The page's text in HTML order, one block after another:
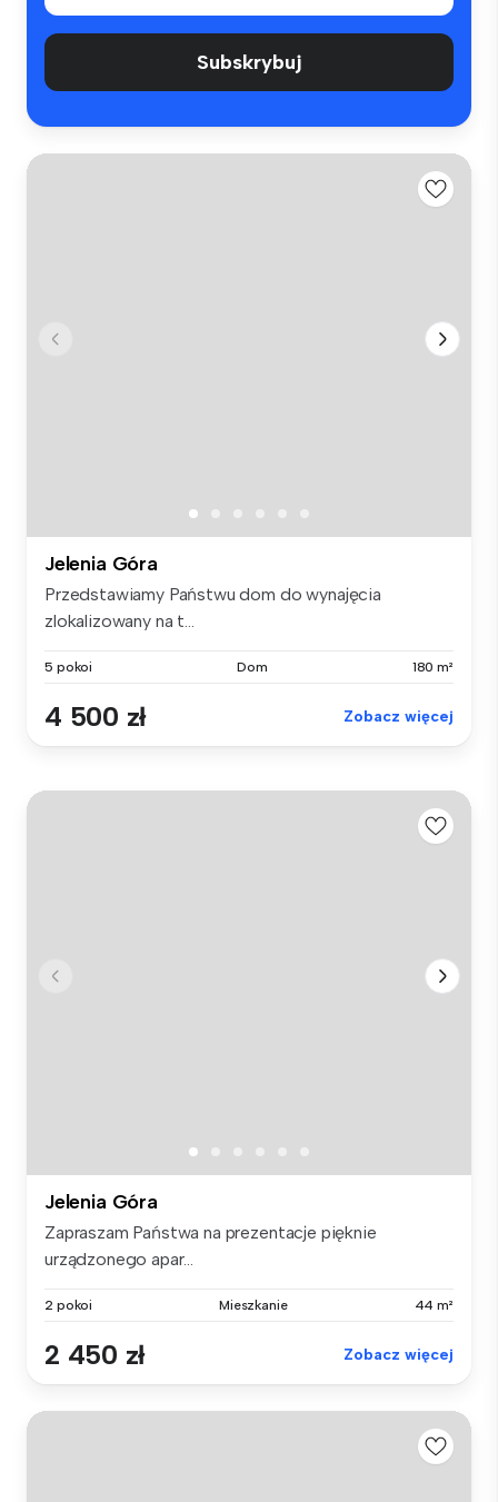
Subskrybuj
Jelenia Góra
Przedstawiamy Państwu dom do wynajęcia
zlokalizowany na t...
5 pokoi Dom 180 m²
4 500 zł Zobacz więcej
Jelenia Góra
Zapraszam Państwa na prezentacje pięknie
urządzonego apar...
2 pokoi Mieszkanie 44 m²
2 450 zł Zobacz więcej